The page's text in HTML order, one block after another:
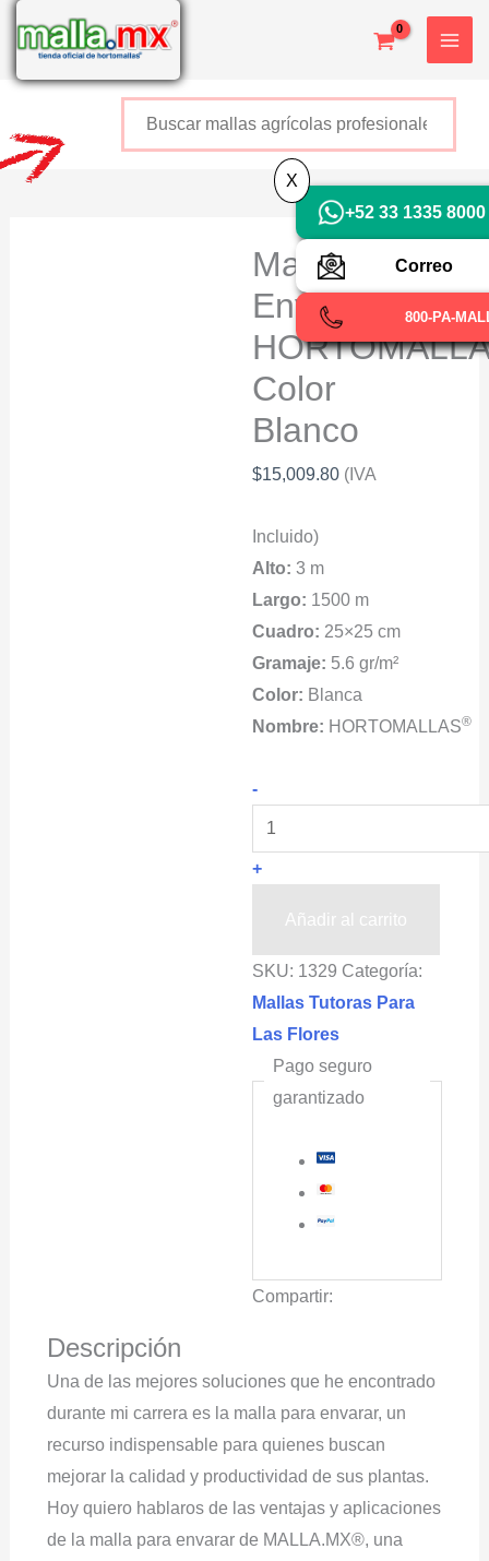
contenido
Malla Para
Envarar
Color
Blanco
$15,009.80 (IVA
Incluido)
Alto: 3 m
Largo: 1500 m
Cuadro: 25×25 cm
Gramaje: 5.6 gr/m²
Color: Blanca
Nombre: HORTOMALLAS®
-Malla
Para
Envarar
HORTOMALLAS®
Color
cantidad
+
Añadir al carrito
SKU: 1329 Categoría:
Mallas Tutoras Para
Las Flores
Pago seguro
garantizado
Compartir:
Descripción
Una de las mejores soluciones que he encontrado
durante mi carrera es la malla para envarar, un
recurso indispensable para quienes buscan
mejorar la calidad y productividad de sus plantas.
Hoy quiero hablaros de las ventajas y aplicaciones
de la malla para envarar de MALLA.MX®, una
+52 800 726 2552
+52 33 1335 8000
Correo
800-PA-
X